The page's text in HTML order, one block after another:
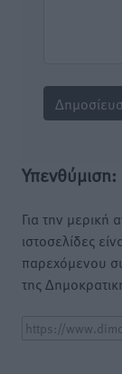
Υπενθύμιση:
Για την
ιστοσελίδες
παρεχόμενου
της